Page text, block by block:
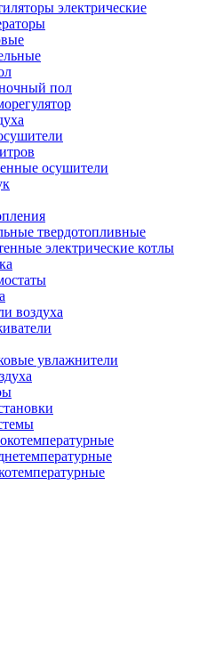
электрические
пол
осушители
твердотопливные
электрические котлы
воздуха
увлажнители